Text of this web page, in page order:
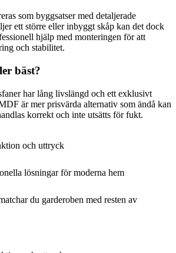
som byggsatser med detaljerade
ett större eller inbyggt skåp kan det dock
hjälp med monteringen för att
och stabilitet.
bäst?
har lång livslängd och ett exklusivt
är mer prisvärda alternativ som ändå kan
korrekt och inte utsätts för fukt.
och uttryck
lösningar för moderna hem
du garderoben med resten av